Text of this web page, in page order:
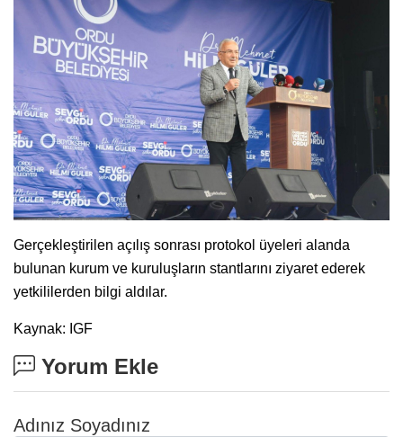
Gerçekleştirilen açılış sonrası protokol üyeleri alanda
bulunan kurum ve kuruluşların stantlarını ziyaret ederek
yetkililerden bilgi aldılar.
Kaynak: IGF
Yorum Ekle
Adınız Soyadınız